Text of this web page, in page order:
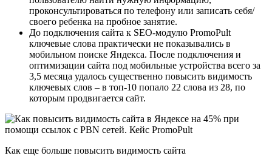
проконсультироваться по телефону или записать себя/
своего ребенка на пробное занятие.
До подключения сайта к SEO-модулю PromoPult
ключевые слова практически не показывались в
мобильном поиске Яндекса. После подключения и
оптимизации сайта под мобильные устройства всего за
3,5 месяца удалось существенно повысить видимость
ключевых слов – в топ-10 попало 22 слова из 28, по
которым продвигается сайт.
Как еще больше повысить видимость сайта